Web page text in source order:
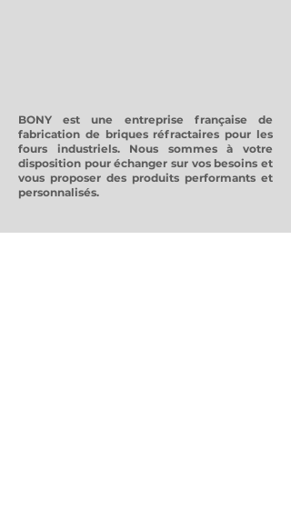
BONY est une entreprise française de
fabrication de briques réfractaires pour les
fours industriels. Nous sommes à votre
disposition pour échanger sur vos besoins et
vous proposer des produits performants et
personnalisés.